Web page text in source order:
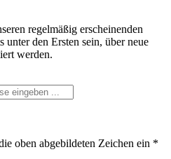
regelmäßig erscheinenden
unter den Ersten sein, über neue
werden.
oben abgebildeten Zeichen ein *